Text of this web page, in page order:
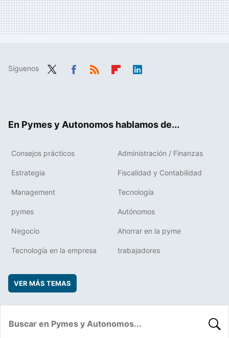
Síguenos
En Pymes y Autonomos hablamos de...
Consejos prácticos Administración / Finanzas
Estrategia Fiscalidad y Contabilidad
Management Tecnología
pymes Autónomos
Negocio Ahorrar en la pyme
Tecnología en la empresa trabajadores
VER MÁS TEMAS